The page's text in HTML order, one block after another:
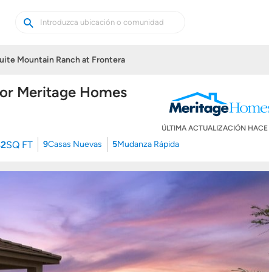
Buscar
casas
Buscar
Mountain Ranch at Frontera
Meritage Homes
ÚLTIMA ACTUALIZACIÓN HACE
SQ FT 9Casas Nuevas 5Mudanza Rápida